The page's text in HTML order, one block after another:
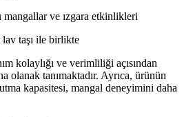
ve ızgara etkinlikleri
taşı ile birlikte
kolaylığı ve verimliliği açısından
olanak tanımaktadır. Ayrıca, ürünün
kapasitesi, mangal deneyimini daha